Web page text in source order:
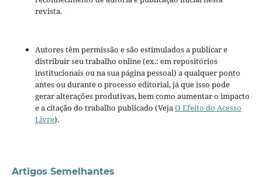
revista.
Autores têm permissão e são estimulados a publicar e
distribuir seu trabalho online (ex.: em repositórios
institucionais ou na sua página pessoal) a qualquer ponto
antes ou durante o processo editorial, já que isso pode
gerar alterações produtivas, bem como aumentar o impacto
e a citação do trabalho publicado (VejaO Efeito do Acesso
Livre).
Artigos Semelhantes